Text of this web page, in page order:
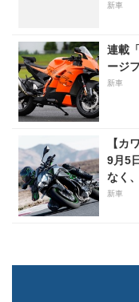
新車
連載
ージ
新車
【カ
9月5
なく
新車